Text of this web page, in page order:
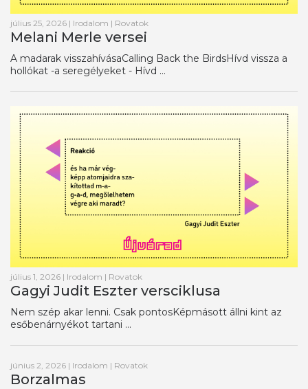
július 25, 2026 | Irodalom | Rovatok
Melani Merle versei
A madarak visszahívásaCalling Back the BirdsHívd vissza a
hollókat -a seregélyeket - Hívd ...
július 1, 2026 | Irodalom | Rovatok
Gagyi Judit Eszter versciklusa
Nem szép akar lenni. Csak pontosKépmásott állni kint az
esőbenárnyékot tartani ...
június 2, 2026 | Irodalom | Rovatok
Borzalmas